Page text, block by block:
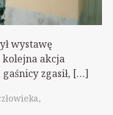
wystawę
kolejna akcja
gaśnicy zgasił, […]